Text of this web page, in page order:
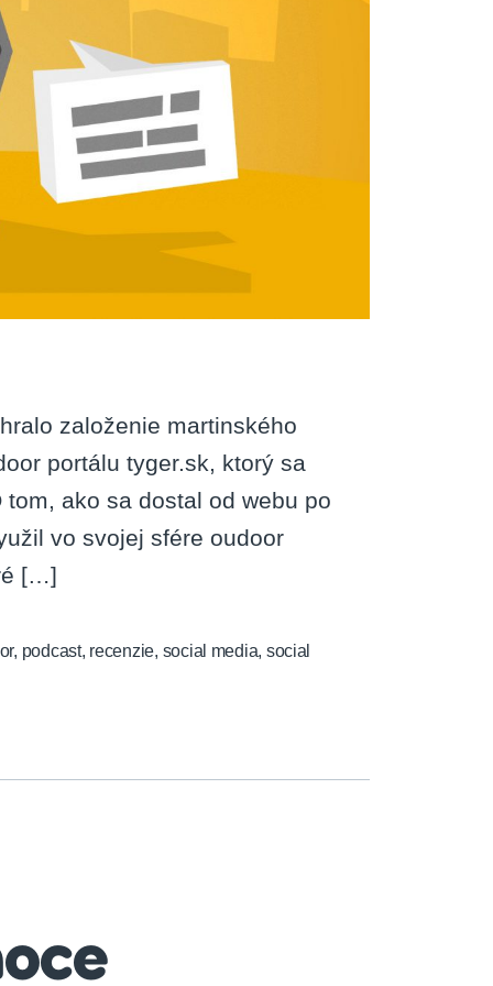
založenie martinského
portálu tyger.sk, ktorý sa
ako sa dostal od webu po
vo svojej sfére oudoor
[…]
, podcast, recenzie, social media, social